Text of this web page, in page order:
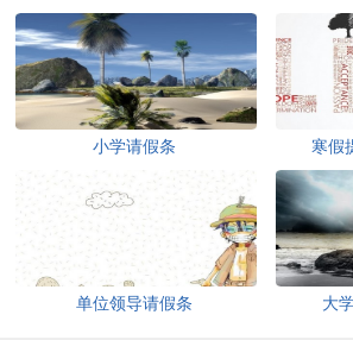
小学请假条 寒假
单位领导请假条 大